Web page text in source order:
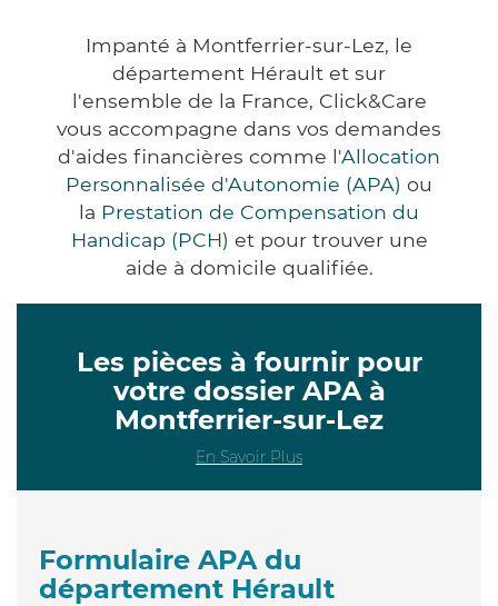
Impanté à Montferrier-sur-Lez, le
département Hérault et sur
l'ensemble de la France, Click&Care
vous accompagne dans vos demandes
d'aides financières comme l'Allocation
Personnalisée d'Autonomie (APA) ou
la Prestation de Compensation du
Handicap (PCH) et pour trouver une
aide à domicile qualifiée.
Les pièces à fournir pour
votre dossier APA à
Montferrier-sur-Lez
En Savoir Plus
Formulaire APA du
département Hérault